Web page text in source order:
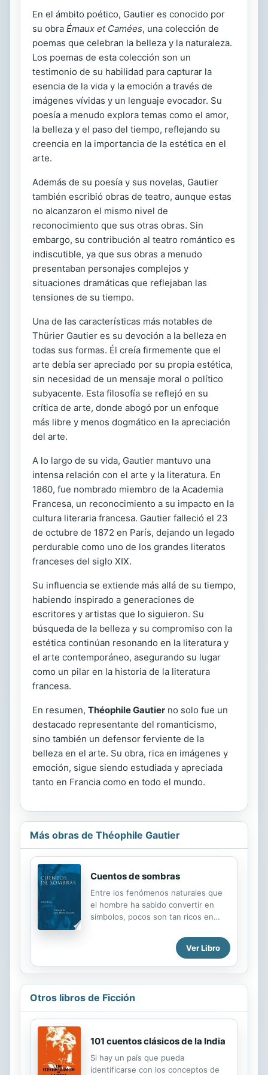
En el ámbito poético, Gautier es conocido por
su obra Émaux et Camées, una colección de
poemas que celebran la belleza y la naturaleza.
Los poemas de esta colección son un
testimonio de su habilidad para capturar la
esencia de la vida y la emoción a través de
imágenes vívidas y un lenguaje evocador. Su
poesía a menudo explora temas como el amor,
la belleza y el paso del tiempo, reflejando su
creencia en la importancia de la estética en el
arte.
Además de su poesía y sus novelas, Gautier
también escribió obras de teatro, aunque estas
no alcanzaron el mismo nivel de
reconocimiento que sus otras obras. Sin
embargo, su contribución al teatro romántico es
indiscutible, ya que sus obras a menudo
presentaban personajes complejos y
situaciones dramáticas que reflejaban las
tensiones de su tiempo.
Una de las características más notables de
Thürier Gautier es su devoción a la belleza en
todas sus formas. Él creía firmemente que el
arte debía ser apreciado por su propia estética,
sin necesidad de un mensaje moral o político
subyacente. Esta filosofía se reflejó en su
crítica de arte, donde abogó por un enfoque
más libre y menos dogmático en la apreciación
del arte.
A lo largo de su vida, Gautier mantuvo una
intensa relación con el arte y la literatura. En
1860, fue nombrado miembro de la Academia
Francesa, un reconocimiento a su impacto en la
cultura literaria francesa. Gautier falleció el 23
de octubre de 1872 en París, dejando un legado
perdurable como uno de los grandes literatos
franceses del siglo XIX.
Su influencia se extiende más allá de su tiempo,
habiendo inspirado a generaciones de
escritores y artistas que lo siguieron. Su
búsqueda de la belleza y su compromiso con la
estética continúan resonando en la literatura y
el arte contemporáneo, asegurando su lugar
como un pilar en la historia de la literatura
francesa.
En resumen, Théophile Gautier no solo fue un
destacado representante del romanticismo,
sino también un defensor ferviente de la
belleza en el arte. Su obra, rica en imágenes y
emoción, sigue siendo estudiada y apreciada
tanto en Francia como en todo el mundo.
Más obras de Théophile Gautier
Cuentos de sombras
Entre los fenómenos naturales que
el hombre ha sabido convertir en
símbolos, pocos son tan ricos en
Símbolo del mal y de la muerte, del
alma y del espíritu, de lo pasajero y
lo imperfecto... la sombra ha
proporcionado a la literatura algunas
seleccionadas para este volumen. En
las fábulas de Esopo, la sombra de
dónde puede llegar la estupidez
en el lector. «El milagro de Teófilo» y
la leyenda «El hombre que perdió su
Ver Libro
Otros libros de Ficción
101 cuentos clásicos de la India
Si hay un país que pueda
identificarse con los conceptos de